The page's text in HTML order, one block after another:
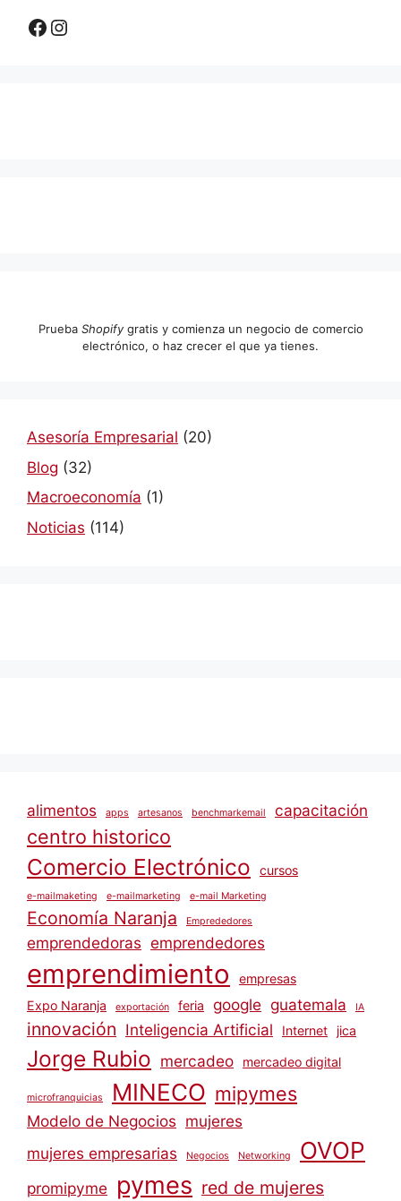
Facebook
Instagram
Prueba Shopifygratis y comienza un negocio de comercio
electrónico, o haz crecer el que ya tienes.
Asesoría Empresarial (20)
Blog (32)
Macroeconomía (1)
Noticias (114)
alimentos apps artesanos benchmarkemail capacitación
centro historico
Comercio Electrónico cursos
e-mailmaketing e-mailmarketing e-mail Marketing
Economía Naranja Emprededores
emprendedoras emprendedores
emprendimiento
empresas
Expo Naranja
exportación feria google guatemala IA
innovación Inteligencia Artificial Internet jica
Jorge Rubio mercadeo mercadeo digital
microfranquicias MINECO mipymes
Modelo de Negocios mujeres
mujeres empresarias
Negocios Networking OVOP
promipyme pymes red de mujeres